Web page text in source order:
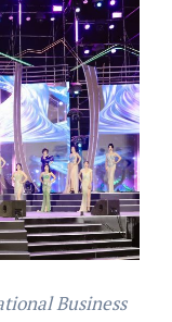
Business